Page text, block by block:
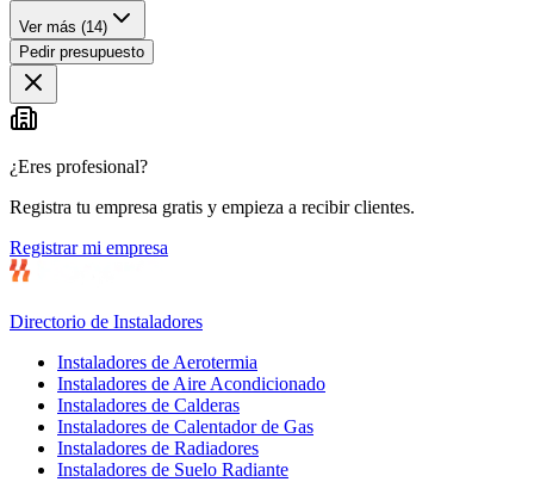
Ver más (14)
Pedir presupuesto
¿Eres profesional?
Registra tu empresa gratis y empieza a recibir clientes.
Registrar mi empresa
Directorio de Instaladores
Instaladores de Aerotermia
Instaladores de Aire Acondicionado
Instaladores de Calderas
Instaladores de Calentador de Gas
Instaladores de Radiadores
Instaladores de Suelo Radiante